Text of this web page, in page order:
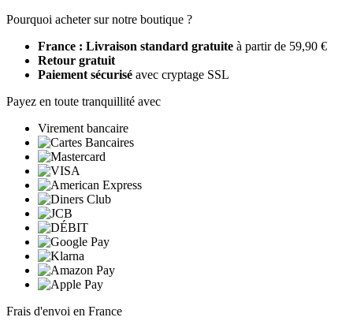
Pourquoi acheter sur notre boutique ?
France : Livraison standard gratuite à partir de 59,90 €
Retour gratuit
Paiement sécurisé avec cryptage SSL
Payez en toute tranquillité avec
Virement bancaire
Frais d'envoi en France